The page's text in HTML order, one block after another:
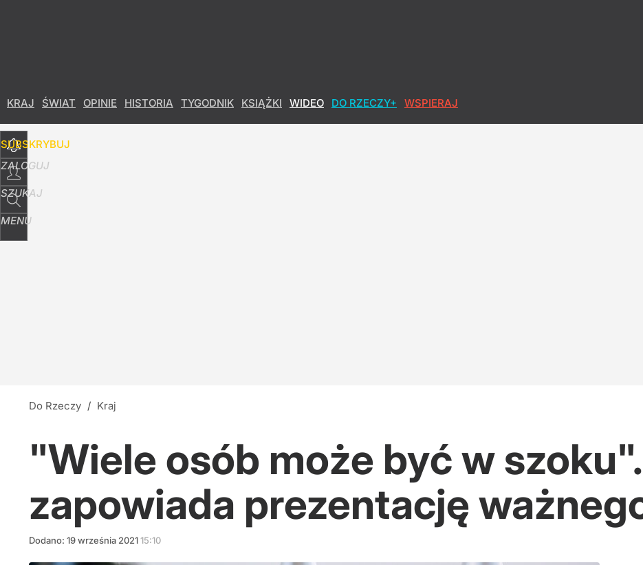
KRAJ ŚWIAT OPINIE HISTORIA TYGODNIK KSIĄŻKI WIDEO DO RZECZY+ WSPIERAJ
SUBSKRYBUJ
ZALOGUJ
SZUKAJ
MENU
Do Rzeczy / Kraj
"Wiele osób może być w
zapowiada prezentację
Dodano: 19września 202115:10